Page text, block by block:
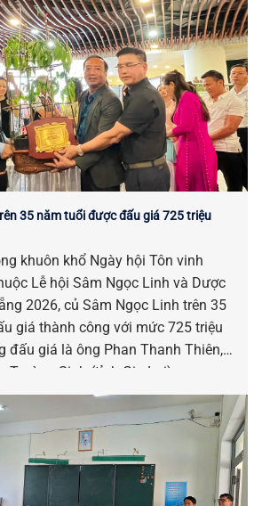
35 năm tuổi được đấu giá 725 triệu
khuôn khổ Ngày hội Tôn vinh
Lễ hội Sâm Ngọc Linh và Dược
2026, củ Sâm Ngọc Linh trên 35
giá thành công với mức 725 triệu
đấu giá là ông Phan Thanh Thiên,
Trường Sinh (tỉnh Gia Lai).